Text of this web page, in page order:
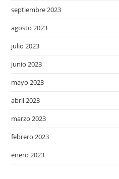
septiembre 2023
agosto 2023
julio 2023
junio 2023
mayo 2023
abril 2023
marzo 2023
febrero 2023
enero 2023